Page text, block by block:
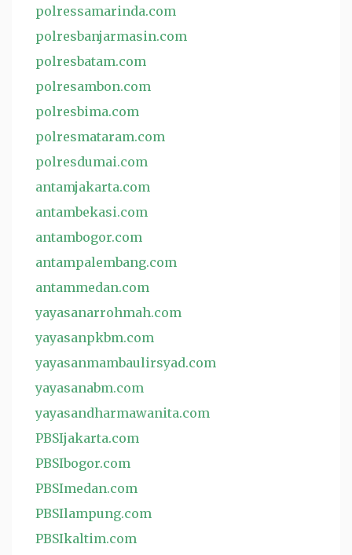
polressamarinda.com
polresbanjarmasin.com
polresbatam.com
polresambon.com
polresbima.com
polresmataram.com
polresdumai.com
antamjakarta.com
antambekasi.com
antambogor.com
antampalembang.com
antammedan.com
yayasanarrohmah.com
yayasanpkbm.com
yayasanmambaulirsyad.com
yayasanabm.com
yayasandharmawanita.com
PBSIjakarta.com
PBSIbogor.com
PBSImedan.com
PBSIlampung.com
PBSIkaltim.com